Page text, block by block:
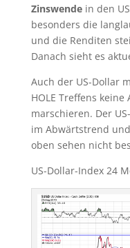
Zinswendein den
besonders die
und die Renditen
Danach sieht es
Auch der US-Dollar
HOLE Treffens
marschieren. Der
im Abwärtstrend
oben sehen nicht
US-Dollar-Index 24